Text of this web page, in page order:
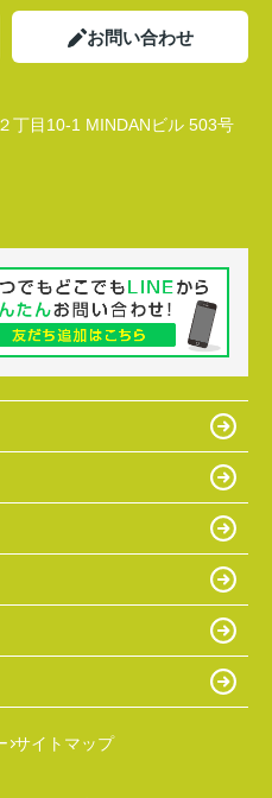
お問い合わせ
丁目10-1 MINDANビル 503号
サイトマップ